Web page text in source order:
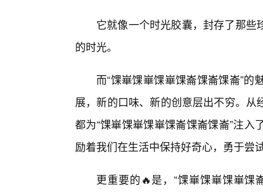
它就像一个时光胶囊，封存了那
的时光。
而“馃崋馃崋馃崋馃崙馃崙馃崙”
展，新的口味、新的创意层出不穷。
都为“馃崋馃崋馃崋馃崙馃崙馃崙”注
励着我们在生活中保持好奇心，勇于尝
更重要的🔥是，“馃崋馃崋馃崋馃